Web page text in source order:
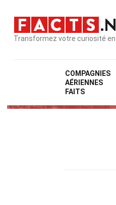
Transformez votre curiosité
COMPAGNIES
AÉRIENNES
FAITS